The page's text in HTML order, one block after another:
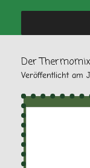
Der Thermomix
Veröffentlicht am